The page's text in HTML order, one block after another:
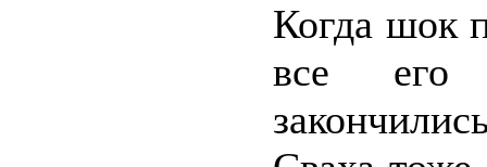
Когда шок
все его